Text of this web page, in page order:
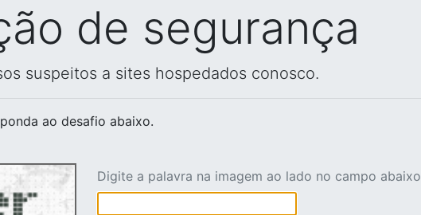
de segurança
suspeitos a sites hospedados conosco.
ao desafio abaixo.
Digite a palavra na imagem ao lado no campo abaixo